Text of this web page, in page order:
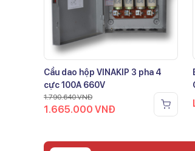
Cầu dao hộp VINAKIP 3 pha 4
cực 100A 660V
1.790.640VNĐ
1.665.000 VNĐ